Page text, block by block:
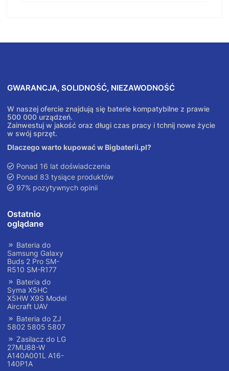
GWARANCJA, SOLIDNOŚĆ, NIEZAWODNOŚĆ
W naszej ofercie znajdują się baterie kompatybilne z prawie
500 000 urządzeń.
Zainwestuj w jakość oraz długi czas pracy i tchnij nowe życie
w swój sprzęt.
Dlaczego warto kupować w Bigbaterii.pl?
Ponad 16 lat doświadczenia
Ponad 83 tysiące produktów
97% pozytywnych opinii
Ostatnio
oglądane
Bateria do
Samsung Galaxy
Buds 2 Pro SM-
R510 SM-R177
Bateria do
Syma X5HC
X5HW X9S Model
Aircraft UAV
Bateria do ZJ
5802 5805 5807
Zasilacz do LG
27MU88-W
A140A001L A16-
140P1A